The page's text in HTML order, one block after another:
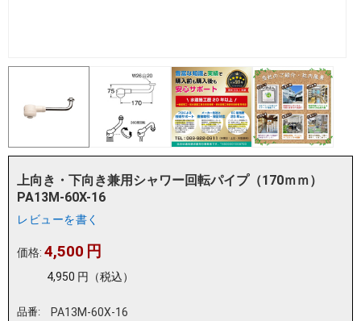
上向き・下向き兼用シャワー回転パイプ（170ｍｍ）
PA13M-60X-16
レビューを書く
価格: 4,500 円
4,950 円 （税込）
品番: PA13M-60X-16